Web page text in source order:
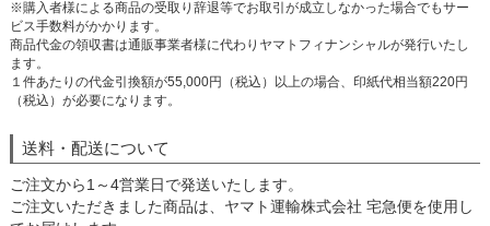
※購入者様による商品の受取り辞退等でお取引が成立しなかった場合でもサー
ビス手数料がかかります。
商品代金の領収書は通販事業者様に代わりヤマトフィナンシャルが発行いたし
ます。
１件あたりの代金引換額が55,000円（税込）以上の場合、印紙代相当額220円
（税込）が必要になります。
送料・配送について
ご注文から1～4営業日で発送いたします。
ご注文いただきました商品は、ヤマト運輸株式会社 宅急便を使用し